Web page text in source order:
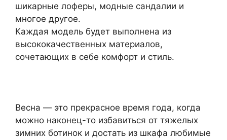
шикарные лоферы, модные сандалии и
многое другое.
Каждая модель будет выполнена из
высококачественных материалов,
сочетающих в себе комфорт и стиль.
Весна — это прекрасное время года, когда
можно наконец-то избавиться от тяжелых
зимних ботинок и достать из шкафа любимые